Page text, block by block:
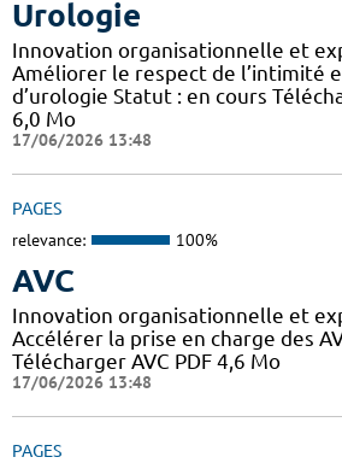
Urologie
Innovation organisationnelle et
Améliorer le respect de l’intimité
d’urologie Statut : en cours
6,0 Mo
17/06/2026 13:48
PAGES
relevance: 100%
AVC
Innovation organisationnelle et
Accélérer la prise en charge des
Télécharger AVC PDF 4,6 Mo
17/06/2026 13:48
PAGES